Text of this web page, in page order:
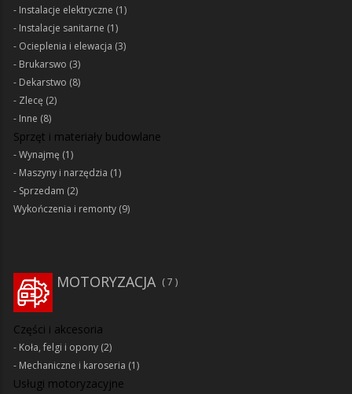
Instalacje elektryczne (1)
Instalacje sanitarne (1)
Ocieplenia i elewacja (3)
Brukarswo (3)
Dekarstwo (8)
Zlecę (2)
Inne (8)
Sprzęt i materiały budowlane
Wynajmę (1)
Maszyny i narzędzia (1)
Sprzedam (2)
Wykończenia i remonty (9)
MOTORYZACJA 7
Części i akcesoria
Koła, felgi i opony (2)
Mechaniczne i karoseria (1)
Usługi motoryzacyjne